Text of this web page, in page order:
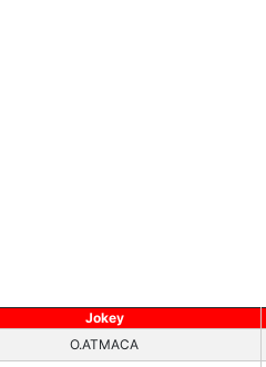
Jokey
O.ATMACA